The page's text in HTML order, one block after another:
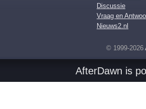
Discussie
Vraag en
Nieuws2.nl
© 1999-2026
AfterDawn is